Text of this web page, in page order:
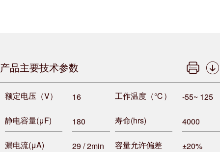
产品主要技术参数
额定电压（V） 16 工作温度（℃） -55~ 125
静电容量(μF) 180 寿命(hrs) 4000
漏电流(μA) 29 / 2min 容量允许偏差 ±20%